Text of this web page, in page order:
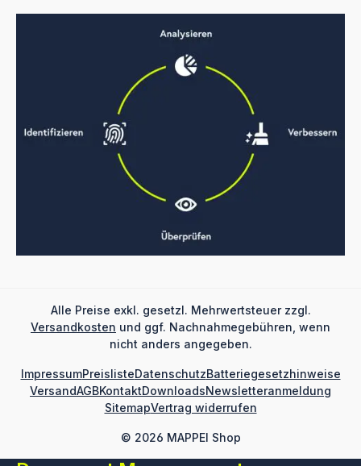
Alle Preise exkl. gesetzl. Mehrwertsteuer zzgl.
Versandkosten und ggf. Nachnahmegebühren, wenn
nicht anders angegeben.
© 2026 MAPPEI Shop
ImpressumPreislisteDatenschutzBatteriegesetzhinweise
VersandAGBKontaktDownloadsNewsletteranmeldung
SitemapVertrag widerrufen